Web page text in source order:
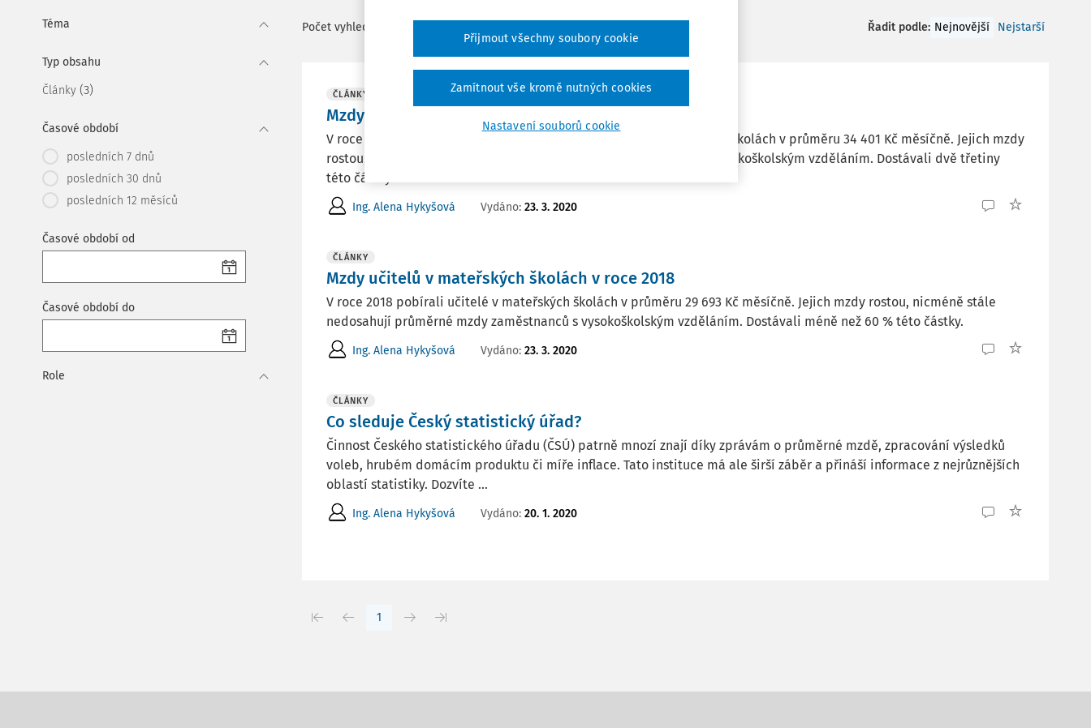
Téma
Typ obsahu
Články (3)
Časové období
posledních 7 dnů
posledních 30 dnů
posledních 12 měsíců
Časové období od
Časové období do
Role
Počet vyhledaných dokumentů: Řadit podle: Nejnovější Nejstarší
ČLÁNKY
Mzdy učitelů v regionálním školství v roce 2018
V roce 2018 pobírali učitelé v mateřských, na základních a středních školách v průměru 34 401 Kč měsíčně. Jejich mzdy
rostou, nicméně stále nedosahují průměrné mzdy zaměstnanců s vysokoškolským vzděláním. Dostávali dvě třetiny
této částky.
Ing. Alena Hykyšová Vydáno: 23. 3. 2020
ČLÁNKY
Mzdy učitelů v mateřských školách v roce 2018
V roce 2018 pobírali učitelé v mateřských školách v průměru 29 693 Kč měsíčně. Jejich mzdy rostou, nicméně stále
nedosahují průměrné mzdy zaměstnanců s vysokoškolským vzděláním. Dostávali méně než 60 % této částky.
Ing. Alena Hykyšová Vydáno: 23. 3. 2020
ČLÁNKY
Co sleduje Český statistický úřad?
Činnost Českého statistického úřadu (ČSÚ) patrně mnozí znají díky zprávám o průměrné mzdě, zpracování výsledků
voleb, hrubém domácím produktu či míře inflace. Tato instituce má ale širší záběr a přináší informace z nejrůznějších
oblastí statistiky. Dozvíte ...
Ing. Alena Hykyšová Vydáno: 20. 1. 2020
1
Nastavení souborů cookie
Zamítnout vše kromě nutných cookies
Přijmout všechny soubory cookie